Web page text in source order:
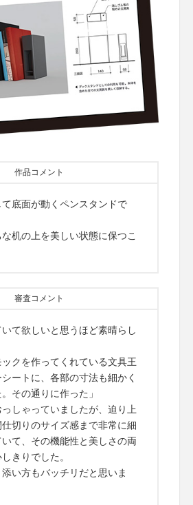
作品コメント
底面が動くペンスタンドで
机の上を美しい状態に保つこ
審査コメント
て欲しいと思うほど素晴らし
クを作ってくれている文具王
ートに、各部の寸法も細かく
その通りに作った」
しゃっていましたが、迫り上
切りのサイズ感まで非常に細
て、その機能性と美しさの両
きりでした。
い方もバッチリだと思いま